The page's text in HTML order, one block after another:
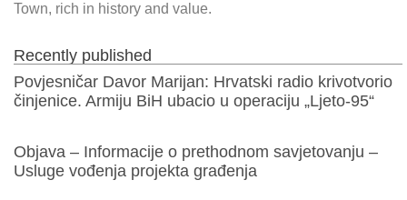
Town, rich in history and value.
Recently published
Povjesničar Davor Marijan: Hrvatski radio krivotvorio
činjenice. Armiju BiH ubacio u operaciju „Ljeto-95“
Objava – Informacije o prethodnom savjetovanju –
Usluge vođenja projekta građenja